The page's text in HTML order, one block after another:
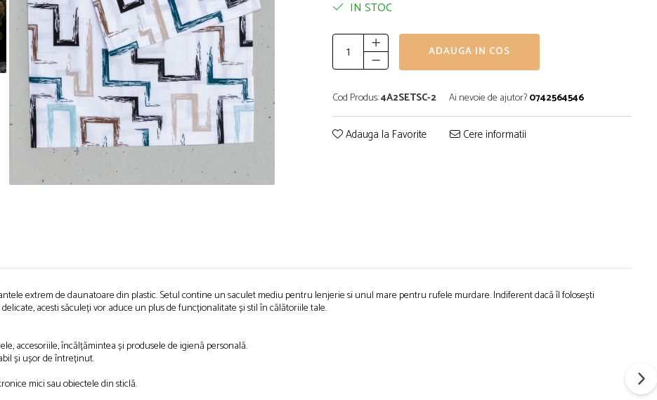
IN STOC
ADAUGA IN COS
Cod Produs:4A2SETSC-2 Ai nevoie de ajutor?0742564546
Adauga la Favorite Cere informatii
extrem de daunatoare din plastic. Setul contine un saculet mediu pentru lenjerie si unul mare pentru rufele murdare. Indiferent dacă îl folosești
acesti săculeți vor aduce un plus de funcționalitate și stil în călătoriile tale.
accesoriile, încălțămintea și produsele de igienă personală.
și ușor de întreținut.
mici sau obiectele din sticlă.